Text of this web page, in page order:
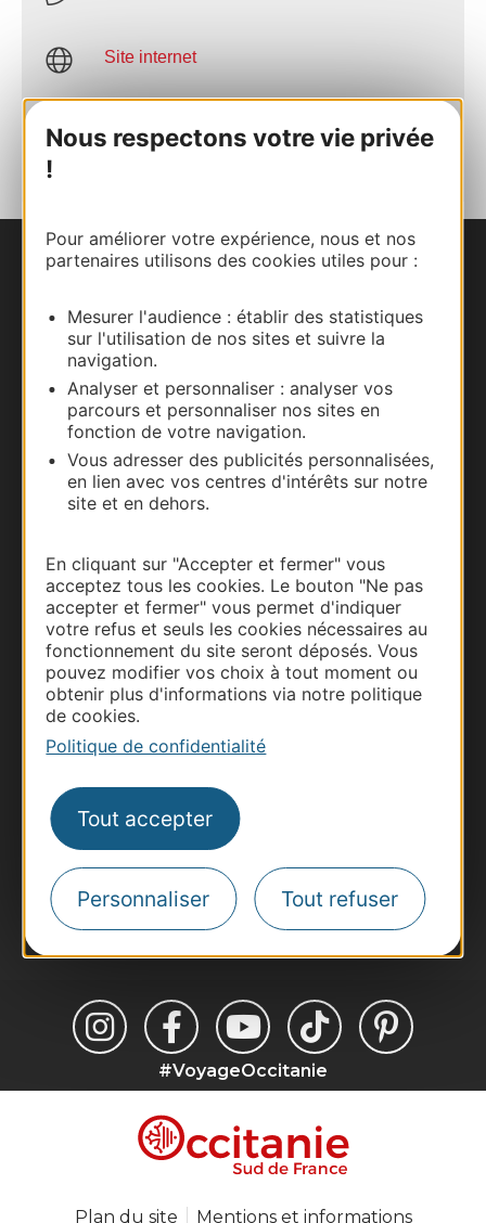
Nous respectons votre vie privée
!
Pour améliorer votre expérience, nous et nos
partenaires utilisons des cookies utiles pour :
Mesurer l'audience : établir des statistiques
sur l'utilisation de nos sites et suivre la
navigation.
Analyser et personnaliser : analyser vos
parcours et personnaliser nos sites en
fonction de votre navigation.
Vous adresser des publicités personnalisées,
en lien avec vos centres d'intérêts sur notre
site et en dehors.
En cliquant sur "Accepter et fermer" vous
acceptez tous les cookies. Le bouton "Ne pas
accepter et fermer" vous permet d'indiquer
votre refus et seuls les cookies nécessaires au
fonctionnement du site seront déposés. Vous
pouvez modifier vos choix à tout moment ou
obtenir plus d'informations via notre politique
de cookies.
Politique de confidentialité
Tout accepter
Personnaliser Tout refuser
Site internet
AU CARNET
Nous contacter
Carte interactive
Documentation
Thermalisme
Business/Mice
Pros d'Occitanie
Site presse et d'influence
Destination Sport
Inscrivez-vous à la lettre d'information
suggestions de séjours, de visites et de sorties.
Je m'abonne
#VoyageOccitanie
Plan du site Mentions et informations